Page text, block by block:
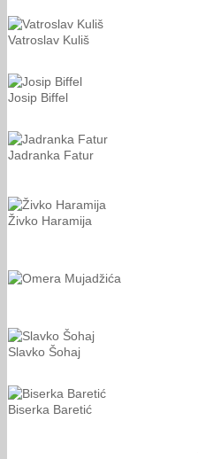
Vatroslav Kuliš
Josip Biffel
Jadranka Fatur
Živko Haramija
Slavko Šohaj
Biserka Baretić